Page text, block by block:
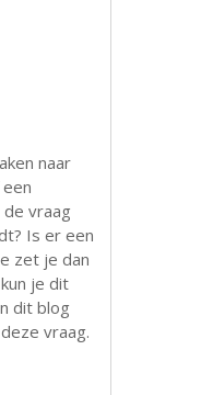
naar
vraag
Is er een
zet je dan
je dit
dit blog
vraag.